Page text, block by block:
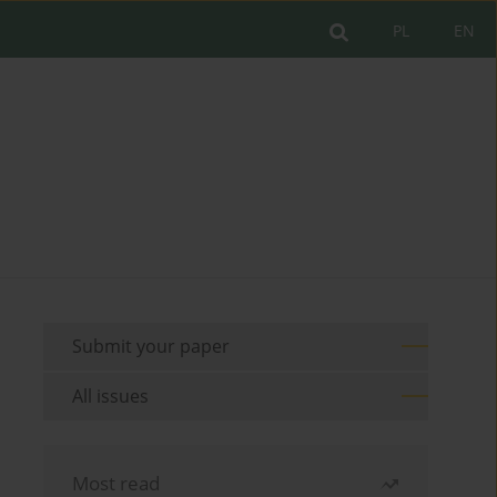
EN
PL
Submit your paper
All issues
Most read